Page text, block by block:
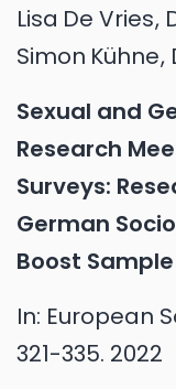
Lisa De Vries,
Simon Kühne,
Sexual and
Research
Surveys:
German
Boost
In: European
321-335. 2022